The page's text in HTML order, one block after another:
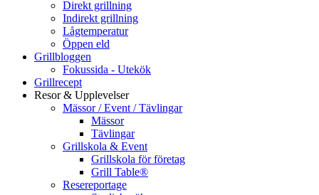
Direkt grillning
Indirekt grillning
Lågtemperatur
Öppen eld
Grillbloggen
Fokussida - Utekök
Grillrecept
Resor & Upplevelser
Mässor / Event / Tävlingar
Mässor
Tävlingar
Grillskola & Event
Grillskola för företag
Grill Table®
Resereportage